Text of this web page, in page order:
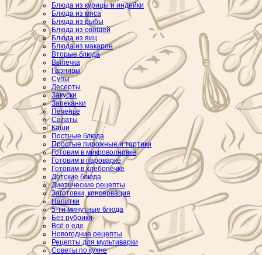
Блюда из курицы и индейки
Блюда из мяса
Блюда из рыбы
Блюда из овощей
Блюда из яиц
Блюда из макарон
Вторые блюда
Выпечка
Гарниры
Супы
Десерты
Закуски
Запеканки
Печенье
Салаты
Каши
Постные блюда
Простые пирожные и тортики
Готовим в микроволновке
Готовим в пароварке
Готовим в хлебопечке
Детские блюда
Диетические рецепты
Заготовки, консервация
Напитки
5-ти минутные блюда
Без рубрики
Всё о еде
Новогодние рецепты
Рецепты для мультиварки
Советы по кухне